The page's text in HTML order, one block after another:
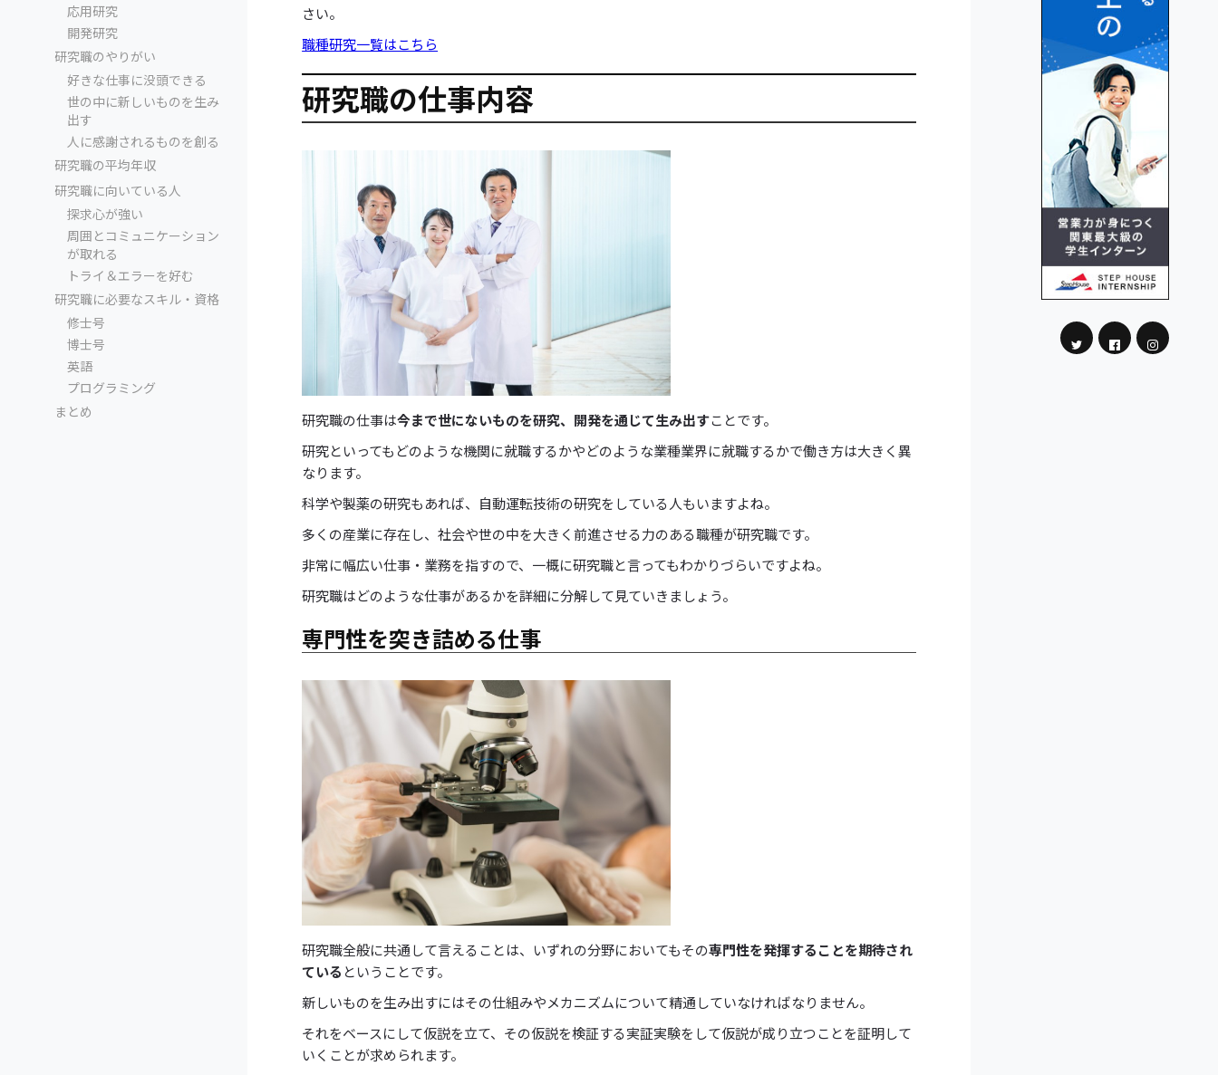
さい。
職種研究一覧はこちら
研究職の仕事内容
研究職の仕事は今まで世にないものを研究、開発を通じて生み出すことです。
研究といってもどのような機関に就職するかやどのような業種業界に就職するかで働き方は大きく異
なります。
科学や製薬の研究もあれば、自動運転技術の研究をしている人もいますよね。
多くの産業に存在し、社会や世の中を大きく前進させる力のある職種が研究職です。
非常に幅広い仕事・業務を指すので、一概に研究職と言ってもわかりづらいですよね。
研究職はどのような仕事があるかを詳細に分解して見ていきましょう。
専門性を突き詰める仕事
研究職全般に共通して言えることは、いずれの分野においてもその専門性を発揮することを期待され
ている ということです。
新しいものを生み出すにはその仕組みやメカニズムについて精通していなければなりません。
それをベースにして仮説を立て、その仮説を検証する実証実験をして仮説が成り立つことを証明して
いくことが求められます。
応用研究
開発研究
研究職のやりがい
好きな仕事に没頭できる
世の中に新しいものを生み
出す
人に感謝されるものを創る
研究職の平均年収
研究職に向いている人
探求心が強い
周囲とコミュニケーション
が取れる
トライ＆エラーを好む
研究職に必要なスキル・資格
修士号
博士号
英語
プログラミング
まとめ